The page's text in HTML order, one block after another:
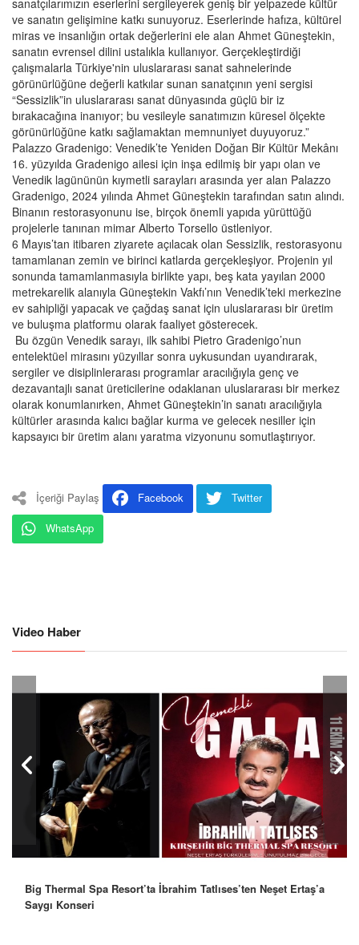
ve sanatın gelişimine katkı sunuyoruz. Eserlerinde hafıza, kültürel
miras ve insanlığın ortak değerlerini ele alan Ahmet Güneştekin,
sanatın evrensel dilini ustalıkla kullanıyor. Gerçekleştirdiği
çalışmalarla Türkiye'nin uluslararası sanat sahnelerinde
görünürlüğüne değerli katkılar sunan sanatçının yeni sergisi
“Sessizlik”in uluslararası sanat dünyasında güçlü bir iz
bırakacağına inanıyor; bu vesileyle sanatımızın küresel ölçekte
görünürlüğüne katkı sağlamaktan memnuniyet duyuyoruz.”
Palazzo Gradenigo: Venedik’te Yeniden Doğan Bir Kültür Mekânı
16. yüzyılda Gradenigo ailesi için inşa edilmiş bir yapı olan ve
Venedik lagününün kıymetli sarayları arasında yer alan Palazzo
Gradenigo, 2024 yılında Ahmet Güneştekin tarafından satın alındı.
Binanın restorasyonunu ise, birçok önemli yapıda yürüttüğü
projelerle tanınan mimar Alberto Torsello üstleniyor.
6 Mayıs’tan itibaren ziyarete açılacak olan Sessizlik, restorasyonu
tamamlanan zemin ve birinci katlarda gerçekleşiyor. Projenin yıl
sonunda tamamlanmasıyla birlikte yapı, beş kata yayılan 2000
metrekarelik alanıyla Güneştekin Vakfı’nın Venedik’teki merkezine
ev sahipliği yapacak ve çağdaş sanat için uluslararası bir üretim
ve buluşma platformu olarak faaliyet gösterecek.
Bu özgün Venedik sarayı, ilk sahibi Pietro Gradenigo’nun
entelektüel mirasını yüzyıllar sonra uykusundan uyandırarak,
sergiler ve disiplinlerarası programlar aracılığıyla genç ve
dezavantajlı sanat üreticilerine odaklanan uluslararası bir merkez
olarak konumlanırken, Ahmet Güneştekin’in sanatı aracılığıyla
kültürler arasında kalıcı bağlar kurma ve gelecek nesiller için
kapsayıcı bir üretim alanı yaratma vizyonunu somutlaştırıyor.
İçeriği Paylaş Facebook
Twitter
WhatsApp
Video Haber
Big Thermal Spa Resort’ta İbrahim Tatlıses’ten Neşet Ertaş’a
Saygı Konseri